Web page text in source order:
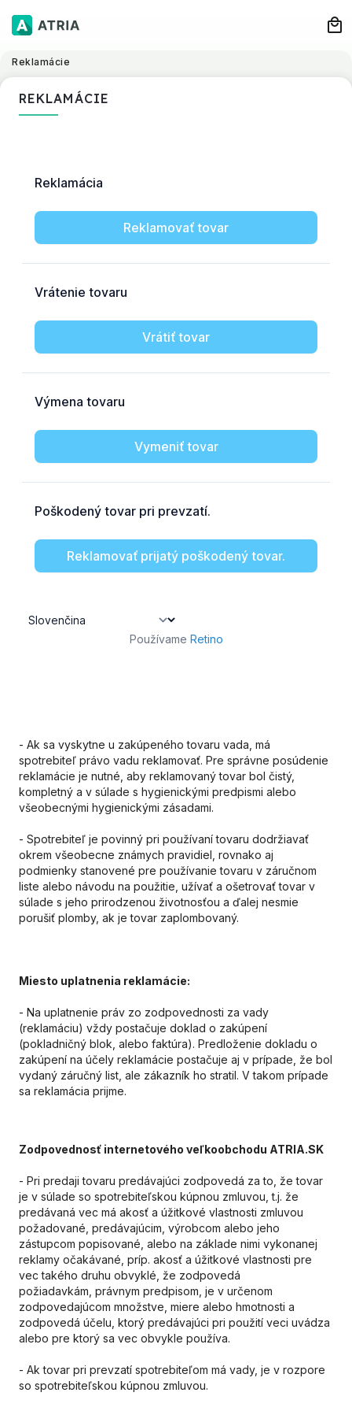
Reklamácie
REKLAMÁCIE
Používame Retino
- Ak sa vyskytne u zakúpeného tovaru vada, má
spotrebiteľ právo vadu reklamovať. Pre správne posúdenie
reklamácie je nutné, aby reklamovaný tovar bol čistý,
kompletný a v súlade s hygienickými predpismi alebo
všeobecnými hygienickými zásadami.
- Spotrebiteľ je povinný pri používaní tovaru dodržiavať
okrem všeobecne známych pravidiel, rovnako aj
podmienky stanovené pre používanie tovaru v záručnom
liste alebo návodu na použitie, užívať a ošetrovať tovar v
súlade s jeho prirodzenou životnosťou a ďalej nesmie
porušiť plomby, ak je tovar zaplombovaný.
Miesto uplatnenia reklamácie:
- Na uplatnenie práv zo zodpovednosti za vady
(reklamáciu) vždy postačuje doklad o zakúpení
(pokladničný blok, alebo faktúra). Predloženie dokladu o
zakúpení na účely reklamácie postačuje aj v prípade, že bol
vydaný záručný list, ale zákazník ho stratil. V takom prípade
sa reklamácia prijme.
Zodpovednosť internetového veľkoobchodu ATRIA.SK
- Pri predaji tovaru predávajúci zodpovedá za to, že tovar
je v súlade so spotrebiteľskou kúpnou zmluvou, t.j. že
predávaná vec má akosť a úžitkové vlastnosti zmluvou
požadované, predávajúcim, výrobcom alebo jeho
zástupcom popisované, alebo na základe nimi vykonanej
reklamy očakávané, príp. akosť a úžitkové vlastnosti pre
vec takého druhu obvyklé, že zodpovedá
požiadavkám, právnym predpisom, je v určenom
zodpovedajúcom množstve, miere alebo hmotnosti a
zodpovedá účelu, ktorý predávajúci pri použití veci uvádza
alebo pre ktorý sa vec obvykle používa.
- Ak tovar pri prevzatí spotrebiteľom má vady, je v rozpore
so spotrebiteľskou kúpnou zmluvou.